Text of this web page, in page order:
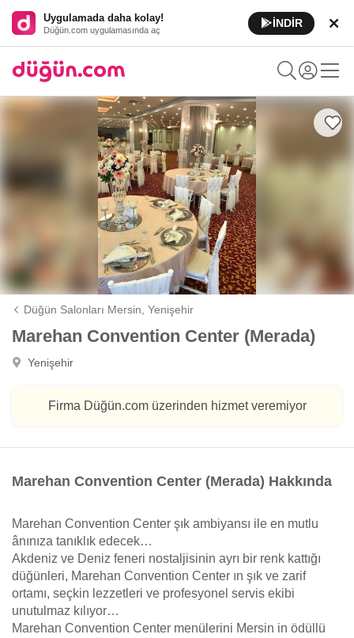
Uygulamada daha kolay!
Düğün.com uygulamasında aç
İNDİR
Düğün Salonları Mersin,Yenişehir
Marehan Convention Center (Merada)
Yenişehir
Firma Düğün.com üzerinden hizmet veremiyor
Marehan Convention Center (Merada) Hakkında
Marehan Convention Center şık ambiyansı ile en mutlu
ânınıza tanıklık edecek…
Akdeniz ve Deniz feneri nostaljisinin ayrı bir renk kattığı
düğünleri, Marehan Convention Center ın şık ve zarif
ortamı, seçkin lezzetleri ve profesyonel servis ekibi
unutulmaz kılıyor…
Marehan Convention Center menülerini Mersin in ödüllü